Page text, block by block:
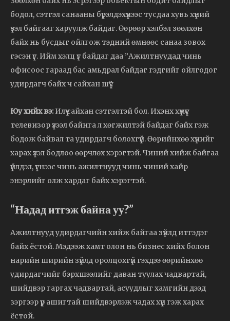
бодол, сэтгэл санааны бүрэлдэхүүнээс тусдаа хувь хүний
үзэл байгааг харуулж байдаг. Өөрөөр хэлбэл зөөлхөн
байх нь бусдыг ойлгож тэдний өмнөөс санаа зовох
гэсэн үг. Ийм хэлц үг байдаг даа ”Ажилтнуудад чинь
офисоос гараад бас амьдрал байдаг гэдгийг ойлгодог
удирдагч байх ч сайхан шүү”.
Юу хийх вэ: Илүү сайхан сэтгэлтэй бол. Ихэнх хүмүүс
телевизор үзээл байнга л хөгжилтэй байдаг байх гэж
бодож байвал та удирдагч болохгүй. Өөрийнхөө хүнийг
харах үзэл бодлоо өөрчлөх хэрэгтэй. Чиний хийж байгаа
үйлдэл, үгнээс чинь ажилтнууд чинь чиний хайр
энэрлийг олж хардаг байх хэрэгтэй.
“Надад итгэж байна уу?”
Ажилтнууд удирдагчийн хийж байгаа зүйлд итгэдэг
байх ёстой. Мэдээж хамт олон нь бизнес хийх болон
нарийн ширийн зүйлд оролцохгүй гэхдээ өөрийнхөө
удирдагчийг бэрхшээлийг даван туулах чадвартай,
шийдвэр гаргах чадвартай, асуудлыг хамгийн дээд
зэргээр үр ашигтай шийдвэрлэж чадах хүн гэж харах
ёстой.